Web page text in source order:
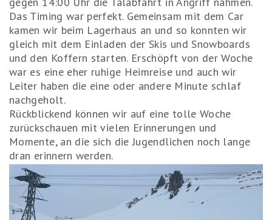
Das Timing war perfekt. Gemeinsam mit dem Car
kamen wir beim Lagerhaus an und so konnten wir
gleich mit dem Einladen der Skis und Snowboards
und den Koffern starten. Erschöpft von der Woche
war es eine eher ruhige Heimreise und auch wir
Leiter haben die eine oder andere Minute schlaf
nachgeholt.
Rückblickend können wir auf eine tolle Woche
zurückschauen mit vielen Erinnerungen und
Momente, an die sich die Jugendlichen noch lange
dran erinnern werden.